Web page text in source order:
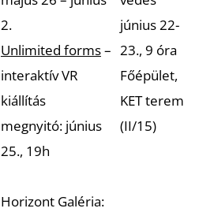
2.
Unlimited forms–
interaktív VR
kiállítás
megnyitó: június
25., 19h
Horizont Galéria:
június 22-
23., 9 óra
Főépület,
KET terem
(II/15)